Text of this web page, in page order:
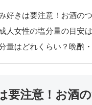
好きは要注意！お酒の
人女性の塩分量の目安
量はどれくらい？晩酌
要注意！お酒